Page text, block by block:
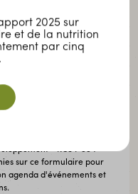
- RCS F 554
sur ce formulaire pour
agenda d'événements et
2025 sur
et de la nutrition
par cinq